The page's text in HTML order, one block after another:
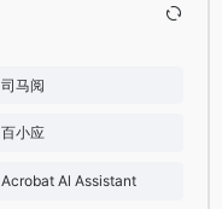
司马阅
百小应
Acrobat Al Assistant